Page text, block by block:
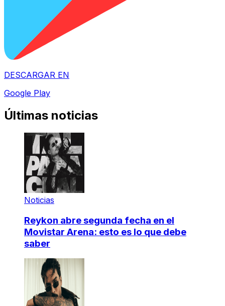
DESCARGAR EN
Google Play
Últimas noticias
Noticias
Reykon abre segunda fecha en el
Movistar Arena: esto es lo que debe
saber